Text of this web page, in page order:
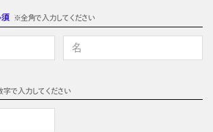
※全角で入力してください
で入力してください